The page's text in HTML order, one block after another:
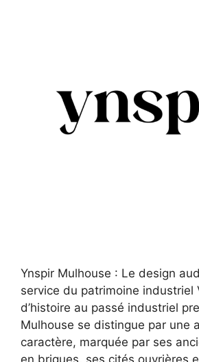
Ynspir Mulhouse : Le design
service du patrimoine industriel
d’histoire au passé industriel
Mulhouse se distingue par une
caractère, marquée par ses
en briques, ses cités ouvrières